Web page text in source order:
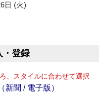
日 (火)
・登録
、スタイルに合わせて選択
新聞 / 電子版）